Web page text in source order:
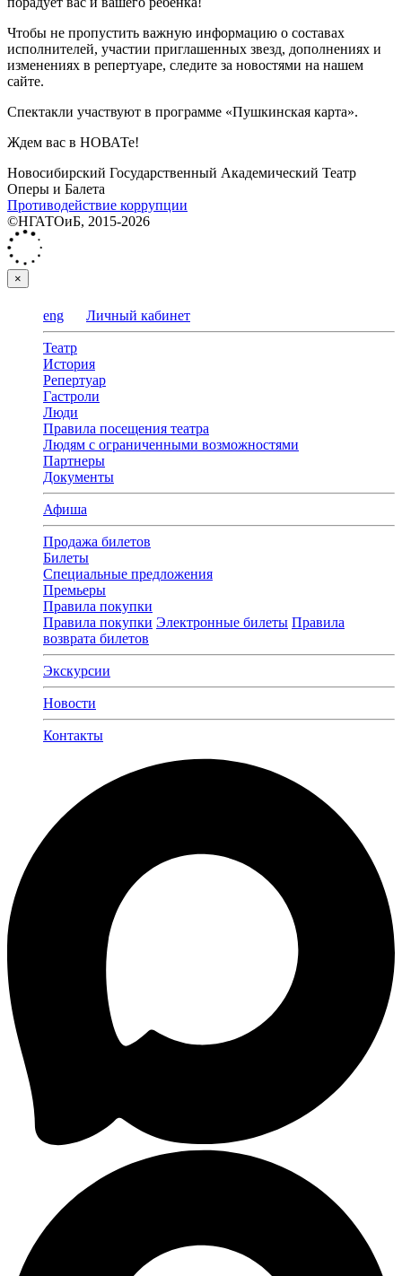
Чтобы не пропустить важную информацию о составах
исполнителей, участии приглашенных звезд, дополнениях и
изменениях в репертуаре, следите за новостями на нашем
сайте.
Спектакли участвуют в программе «Пушкинская карта».
Ждем вас в НОВАТе!
Новосибирский Государственный Академический Театр
Оперы и Балета
Противодействие коррупции
©НГАТОиБ, 2015-2026
×
eng Личный кабинет
Театр
История
Репертуар
Гастроли
Люди
Правила посещения театра
Людям с ограниченными возможностями
Партнеры
Документы
Афиша
Продажа билетов
Билеты
Специальные предложения
Премьеры
Правила покупки
Правила покупки Электронные билеты Правила
возврата билетов
Экскурсии
Новости
Контакты